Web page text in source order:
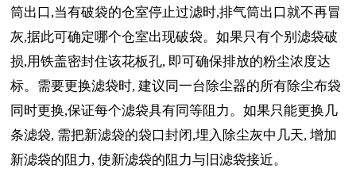
筒出口,当有破袋的仓室停止过滤时,排气筒出口就不再冒
灰,据此可确定哪个仓室出现破袋。如果只有个别滤袋破
损,用铁盖密封住该花板孔, 即可确保排放的粉尘浓度达
标。需要更换滤袋时, 建议同一台除尘器的所有除尘布袋
同时更换,保证每个滤袋具有同等阻力。如果只能更换几
条滤袋, 需把新滤袋的袋口封闭,埋入除尘灰中几天, 增加
新滤袋的阻力, 使新滤袋的阻力与旧滤袋接近。